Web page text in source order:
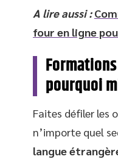
A lire aussi :
four en ligne
pourquoi
Faites défiler les
n’importe quel
langue